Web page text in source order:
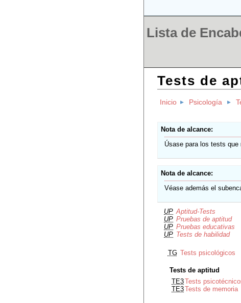
Lista de
Tests de
Inicio Psicología
Nota de alcance
Úsase para los tests
Nota de alcance
Véase además el
UP Aptitud-Tests
UP Pruebas de aptitud
UP Pruebas educativas
UP Tests de habilidad
TG Tests psicológicos
Tests de aptitud
TE3Tests
TE3Tests de memoria